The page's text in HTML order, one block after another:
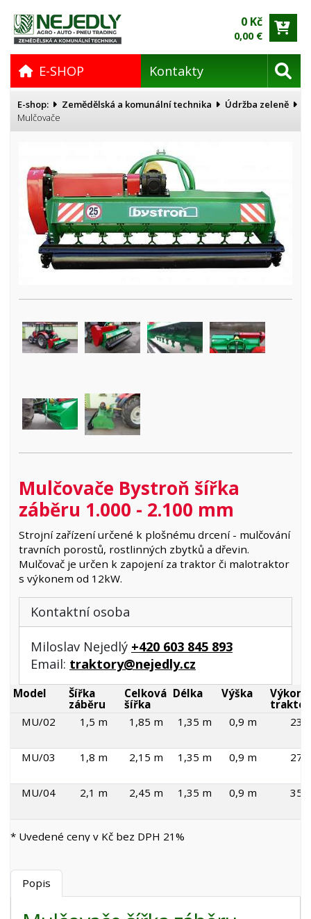
0 Kč
0,00 €
E-SHOP Kontakty
E-shop: Zemědělská a komunální technika
Údržba zeleně
Mulčovače
Mulčovače Bystroň šířka
záběru 1.000 - 2.100 mm
Strojní zařízení určené k plošnému drcení - mulčování
travních porostů, rostlinných zbytků a dřevin.
Mulčovač je určen k zapojení za traktor či malotraktor
s výkonem od 12kW.
Kontaktní osoba
Miloslav Nejedlý +420 603 845 893
Email: traktory@nejedly.cz
Model
Šířka
záběru
Celková
šířka
Délka Výška
Výkon
MU/02
1,5 m 1,85 m 1,35 m 0,9 m 23
MU/03 1,8 m 2,15 m 1,35 m 0,9 m 27
MU/04 2,1 m 2,45 m 1,35 m 0,9 m 35
* Uvedené ceny v Kč bez DPH 21%
Popis